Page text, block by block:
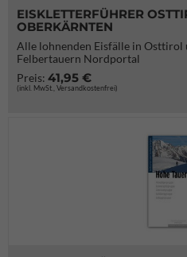
EISKLETTERFÜHRER
OBERKÄRNTEN
Alle lohnenden Eisfälle in Osttirol
Felbertauern Nordportal
Preis: 41,95 €
(inkl. MwSt., Versandkostenfrei)